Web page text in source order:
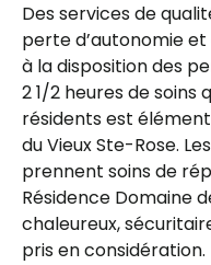
Des services de
perte d’autonomie
à la disposition des
2 1/2 heures de soins
résidents est
du Vieux Ste-Rose.
prennent soins de
Résidence Domaine
chaleureux,
pris en considération.